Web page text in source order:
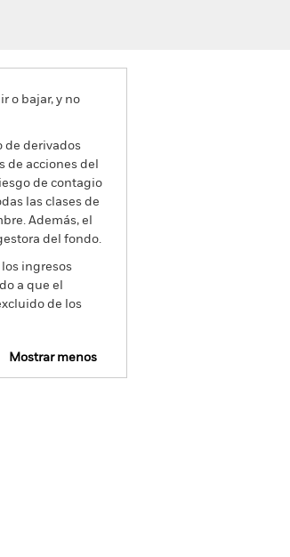
o bajar, y no
de derivados
acciones del
de contagio
las clases de
Además, el
del fondo.
ingresos
a que el
de los
Mostrar menos